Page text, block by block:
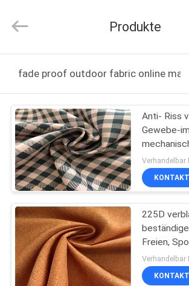
HAUS
PRODUKTE
ÜBER
UNS
FABRIK-
AUSFLUG
QUALITÄTSKONTROLLE
Textile
Co.,Ltd.
Reserved.
Produkte
fade proof outdoor fabric online
Anti- Riss
Gewebe-
Beweis-
KONTAKT
225D
Freien,
Sun im
KONTAKT